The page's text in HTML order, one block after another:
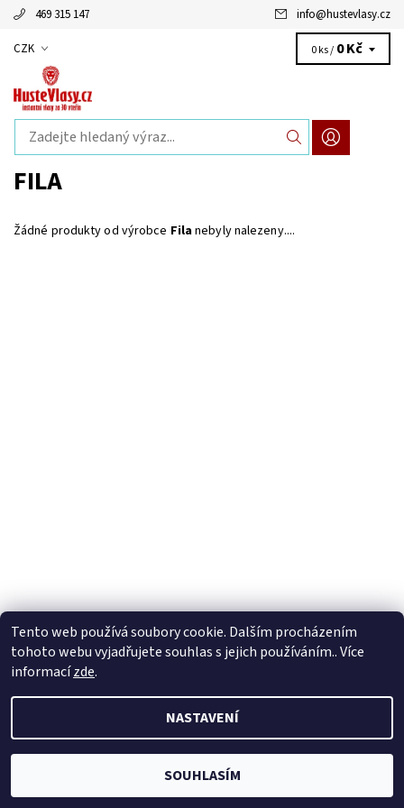
469 315 147 info@hustevlasy.cz
CZK 0 ks / 0 Kč
FILA
Žádné produkty od výrobce Filanebyly nalezeny....
2026 © HusteVlasy.cz, všechna práva vyhrazena
Tento web používá soubory cookie. Dalším procházením
tohoto webu vyjadřujete souhlas s jejich používáním.. Více
informacízde.
NASTAVENÍ
SOUHLASÍM